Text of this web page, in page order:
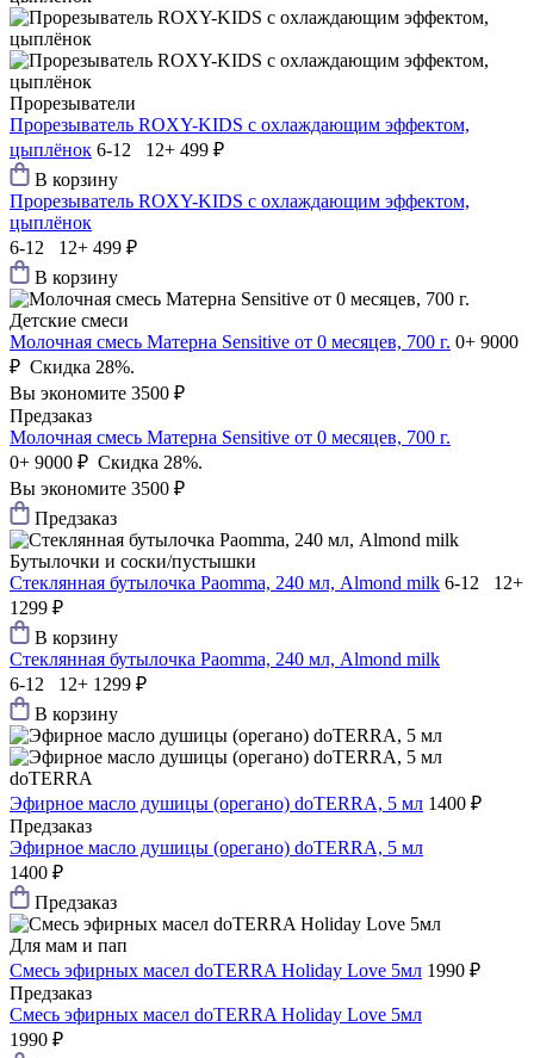
Прорезыватели
Прорезыватель ROXY-KIDS с охлаждающим эффектом,
цыплёнок 6-12 12+ 499 ₽
В корзину
Прорезыватель ROXY-KIDS с охлаждающим эффектом,
цыплёнок
6-12 12+ 499 ₽
В корзину
Детские смеси
Молочная смесь Матерна Sensitive от 0 месяцев, 700 г. 0+ 9000
₽ Скидка 28%.
Вы экономите 3500 ₽
Предзаказ
Молочная смесь Матерна Sensitive от 0 месяцев, 700 г.
0+ 9000 ₽ Скидка 28%.
Вы экономите 3500 ₽
Предзаказ
Бутылочки и соски/пустышки
Стеклянная бутылочка Paomma, 240 мл, Almond milk 6-12 12+
1299 ₽
В корзину
Стеклянная бутылочка Paomma, 240 мл, Almond milk
6-12 12+ 1299 ₽
В корзину
doTERRA
Эфирное масло душицы (орегано) doTERRA, 5 мл 1400 ₽
Предзаказ
Эфирное масло душицы (орегано) doTERRA, 5 мл
1400 ₽
Предзаказ
Для мам и пап
Смесь эфирных масел doTERRA Holiday Love 5мл 1990 ₽
Предзаказ
Смесь эфирных масел doTERRA Holiday Love 5мл
1990 ₽